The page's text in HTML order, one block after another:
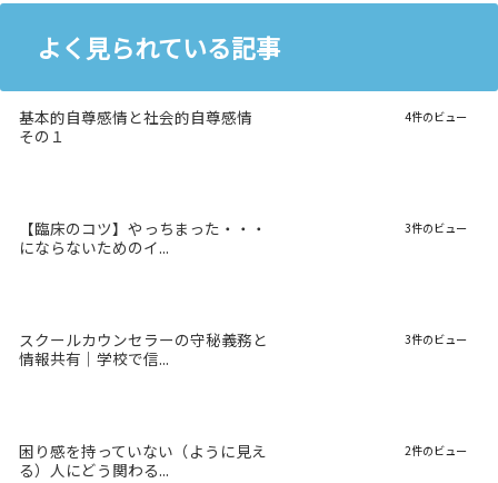
よく見られている記事
基本的自尊感情と社会的自尊感情
その１
4件のビュー
【臨床のコツ】やっちまった・・・
にならないためのイ...
3件のビュー
スクールカウンセラーの守秘義務と
情報共有｜学校で信...
3件のビュー
困り感を持っていない（ように見え
る）人にどう関わる...
2件のビュー